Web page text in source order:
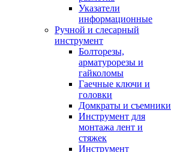
Указатели
информационные
Ручной и слесарный
инструмент
Болторезы,
арматурорезы и
гайколомы
Гаечные ключи и
головки
Домкраты и съемники
Инструмент для
монтажа лент и
стяжек
Инструмент